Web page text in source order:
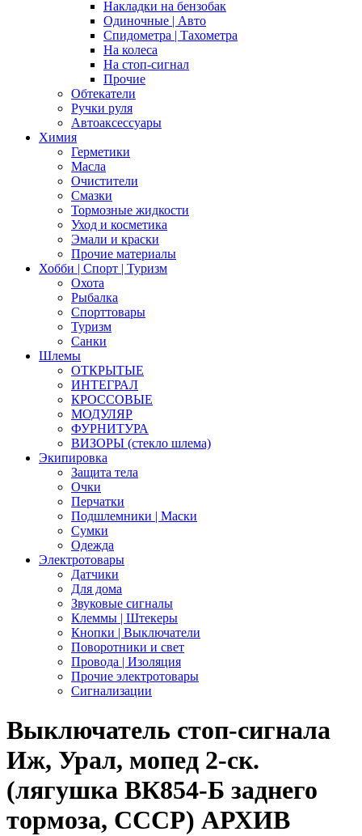
Накладки на бензобак
Одиночные | Авто
Спидометра | Тахометра
На колеса
На стоп-сигнал
Прочие
Обтекатели
Ручки руля
Автоаксессуары
Химия
Герметики
Масла
Очистители
Смазки
Тормозные жидкости
Уход и косметика
Эмали и краски
Прочие материалы
Хобби | Cпорт | Туризм
Охота
Рыбалка
Спорттовары
Туризм
Санки
Шлемы
ОТКРЫТЫЕ
ИНТЕГРАЛ
КРОССОВЫЕ
МОДУЛЯР
ФУРНИТУРА
ВИЗОРЫ (стекло шлема)
Экипировка
Защита тела
Очки
Перчатки
Подшлемники | Маски
Сумки
Одежда
Электротовары
Датчики
Для дома
Звуковые сигналы
Клеммы | Штекеры
Кнопки | Выключатели
Поворотники и свет
Провода | Изоляция
Прочие электротовары
Сигнализации
Выключатель стоп-сигнала
Иж, Урал, мопед 2-ск.
(лягушка ВК854-Б заднего
тормоза, СССР) АРХИВ